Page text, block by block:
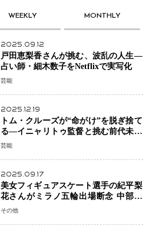
WEEKLY MONTHLY
2025.09.12
戸田恵梨香さんが挑む、波乱の人生―
占い師・細木数子をNetflixで実写化
芸能
2025.12.19
トム・クルーズが“命がけ”を脱ぎ捨て
る―イニャリトゥ監督と挑む前代未聞
の大惨事コメディ「DIGGER ディガ
芸能
2025.09.17
美女フィギュアスケート選手の紀平梨
花さんがミラノ五輪出場断念 中部選
手権欠場を発表「安全最優先の判断」
その他